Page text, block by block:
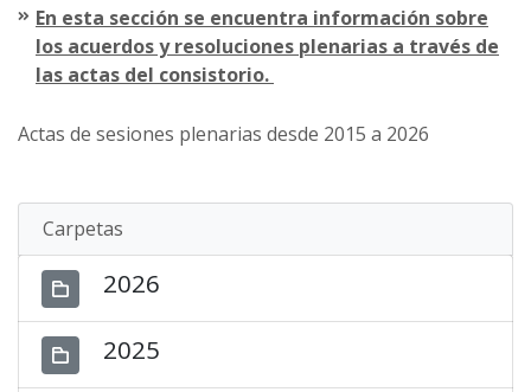
En esta sección se encuentra información sobre
los acuerdos y resoluciones plenarias a través de
las actas del consistorio.
Actas de sesiones plenarias desde 2015 a 2026
Carpetas
2026
2025